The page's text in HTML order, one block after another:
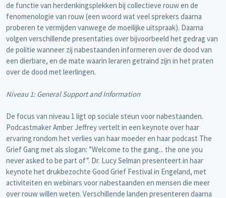
de functie van herdenkingsplekken bij collectieve rouw en de
fenomenologie van rouw (een woord wat veel sprekers daarna
proberen te vermijden vanwege de moeilijke uitspraak). Daarna
volgen verschillende presentaties over bijvoorbeeld het gedrag van
de politie wanneer zij nabestaanden informeren over de dood van
een dierbare, en de mate waarin leraren getraind zijn in het praten
over de dood met leerlingen.
Niveau 1: General Support and Information
De focus van niveau 1 ligt op sociale steun voor nabestaanden.
Podcastmaker Amber Jeffrey vertelt in een keynote over haar
ervaring rondom het verlies van haar moeder en haar podcast The
Grief Gang met als slogan: ”Welcome to the gang... the one you
never asked to be part of”. Dr. Lucy Selman presenteert in haar
keynote het drukbezochte Good Grief Festival in Engeland, met
activiteiten en webinars voor nabestaanden en mensen die meer
over rouw willen weten. Verschillende landen presenteren daarna